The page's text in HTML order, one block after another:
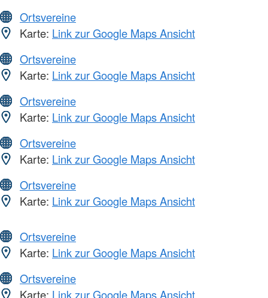
Ortsvereine
Karte: Link zur Google Maps Ansicht
Ortsvereine
Karte: Link zur Google Maps Ansicht
Ortsvereine
Karte: Link zur Google Maps Ansicht
Ortsvereine
Karte: Link zur Google Maps Ansicht
Ortsvereine
Karte: Link zur Google Maps Ansicht
Ortsvereine
Karte: Link zur Google Maps Ansicht
Ortsvereine
Karte: Link zur Google Maps Ansicht